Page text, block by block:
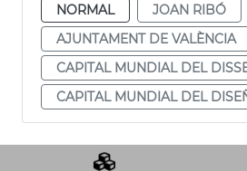
NORMAL
JOAN RIBÓ
AJUNTAMENT DE VALÈNCIA
CAPITAL MUNDIAL DEL
CAPITAL MUNDIAL DEL